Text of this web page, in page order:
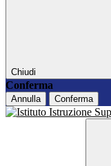
Chiudi
Conferma
Annulla Conferma